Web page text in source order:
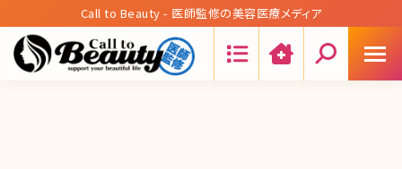
Call to Beauty - 医師監修の美容医療メディア